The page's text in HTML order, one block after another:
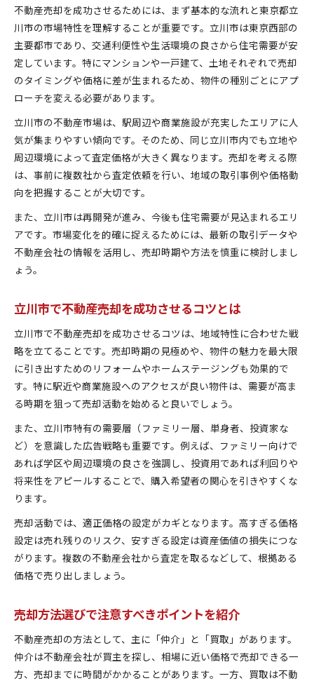
立川市で信頼できる相談先の見極め方
売却成功へ導く東京都立川市の手順集
不動産売却の流れを立川市で徹底解説
売却活動の各段階で重要な行動と判断
立川市特有の不動産売却手順と対策法
スムーズな売却を叶える実践的ステップ
不動産売却でよくある疑問とその解決策
立川市の不動産売却で気をつけたい落とし穴
不動産売却のNG行為と失敗例を知る重要性
立川市で起こりやすいトラブルとリスク管理
売却時にやってはいけない注意点を解説
不動産売却で損をしないための防止策とは
不動産売却開始前にやるべき準備の流れ
不動産売却における査定依頼のポイント
税金面での対策と準備方法を具体的に紹介
初めての不動産売却で気をつけるべき点
資産価値を守る立川市売却ポイント
不動産売却で資産価値を維持する戦略
立川市物件の価値判断と高く売る工夫
売却価格設定のコツと価格交渉の方法
リフォームや修繕で資産価値を高める
不動産売却を成功させるためには、まず基本的な流れと東京都立
川市の市場特性を理解することが重要です。立川市は東京西部の
主要都市であり、交通利便性や生活環境の良さから住宅需要が安
定しています。特にマンションや一戸建て、土地それぞれで売却
のタイミングや価格に差が生まれるため、物件の種別ごとにアプ
ローチを変える必要があります。
立川市の不動産市場は、駅周辺や商業施設が充実したエリアに人
気が集まりやすい傾向です。そのため、同じ立川市内でも立地や
周辺環境によって査定価格が大きく異なります。売却を考える際
は、事前に複数社から査定依頼を行い、地域の取引事例や価格動
向を把握することが大切です。
また、立川市は再開発が進み、今後も住宅需要が見込まれるエリ
アです。市場変化を的確に捉えるためには、最新の取引データや
不動産会社の情報を活用し、売却時期や方法を慎重に検討しまし
ょう。
立川市で不動産売却を成功させるコツとは
立川市で不動産売却を成功させるコツは、地域特性に合わせた戦
略を立てることです。売却時期の見極めや、物件の魅力を最大限
に引き出すためのリフォームやホームステージングも効果的で
す。特に駅近や商業施設へのアクセスが良い物件は、需要が高ま
る時期を狙って売却活動を始めると良いでしょう。
また、立川市特有の需要層（ファミリー層、単身者、投資家な
ど）を意識した広告戦略も重要です。例えば、ファミリー向けで
あれば学区や周辺環境の良さを強調し、投資用であれば利回りや
将来性をアピールすることで、購入希望者の関心を引きやすくな
ります。
売却活動では、適正価格の設定がカギとなります。高すぎる価格
設定は売れ残りのリスク、安すぎる設定は資産価値の損失につな
がります。複数の不動産会社から査定を取るなどして、根拠ある
価格で売り出しましょう。
売却方法選びで注意すべきポイントを紹介
不動産売却の方法として、主に「仲介」と「買取」があります。
仲介は不動産会社が買主を探し、相場に近い価格で売却できる一
方、売却までに時間がかかることがあります。一方、買取は不動